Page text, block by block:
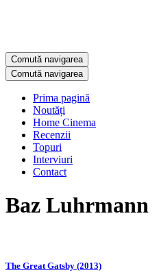
Comută navigarea
Comută navigarea
Prima pagină
Noutăți
Home Cinema
Recenzii
Topuri
Interviuri
Contact
Baz Luhrmann
The Great Gatsby (2013)